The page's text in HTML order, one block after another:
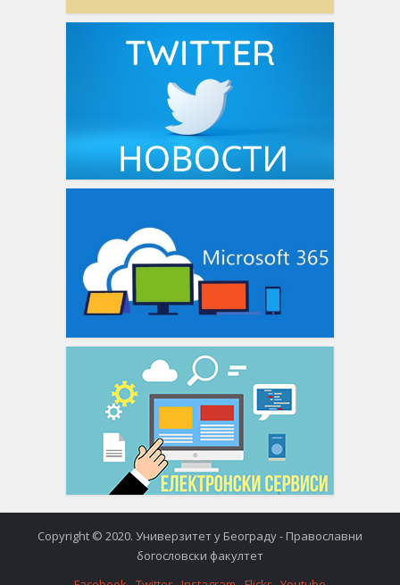
Copyright © 2020. Универзитет у Београду - Православни
богословски факултет